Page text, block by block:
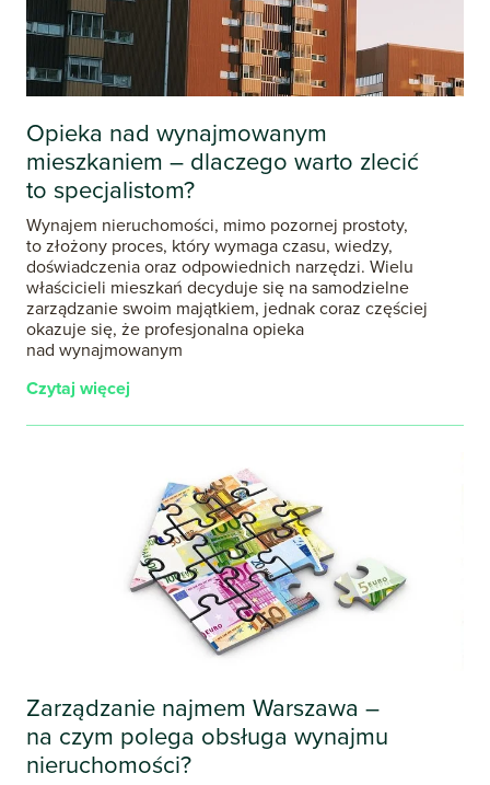
Opieka nad wynajmowanym
mieszkaniem – dlaczego warto zlecić
to specjalistom?
Wynajem nieruchomości, mimo pozornej prostoty,
to złożony proces, który wymaga czasu, wiedzy,
doświadczenia oraz odpowiednich narzędzi. Wielu
właścicieli mieszkań decyduje się na samodzielne
zarządzanie swoim majątkiem, jednak coraz częściej
okazuje się, że profesjonalna opieka
nad wynajmowanym
Czytaj więcej
Zarządzanie najmem Warszawa –
na czym polega obsługa wynajmu
nieruchomości?